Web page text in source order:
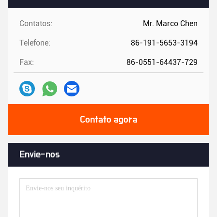
Contatos: Mr. Marco Chen
Telefone: 86-191-5653-3194
Fax: 86-0551-64437-729
Contato agora
Envie-nos